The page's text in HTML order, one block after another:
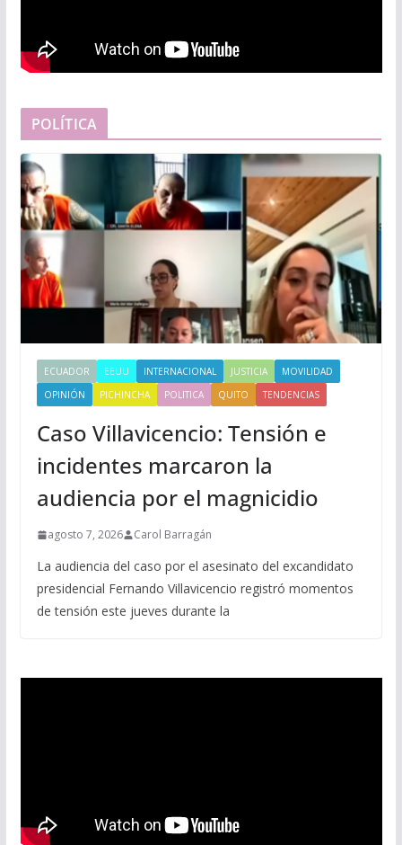
POLÍTICA
ECUADOR EEUU INTERNACIONAL JUSTICIA
MOVILIDAD
OPINIÓN
PICHINCHA POLITICA QUITO TENDENCIAS
Caso Villavicencio: Tensión e
incidentes marcaron la
audiencia por el magnicidio
agosto 7, 2026 Carol Barragán
La audiencia del caso por el asesinato del excandidato
presidencial Fernando Villavicencio registró momentos
de tensión este jueves durante la